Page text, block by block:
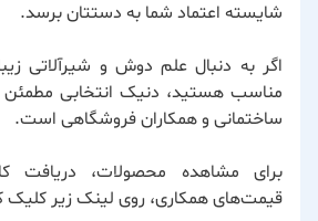
شایسته اعتماد شما به دستتان برسد.
اگر به دنبال علم دوش و شیرآلاتی
مناسب هستید، دنیک انتخابی مطمئن
ساختمانی و همکاران فروشگاهی است.
برای مشاهده محصولات، دریافت
قیمت‌های همکاری، روی لینک زیر کلیک